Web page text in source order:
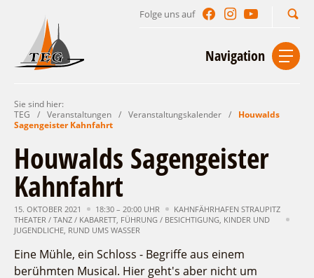
Folge uns auf
Navigation
Start Kontakt
Urlaub im Leichhardt Land
Reisegebiet
Lieblingsorte
Freizeit und Erholung
Auf & im Wasser
Per Rad
Sehenswertes
Naturlehrpfad Ludwig Leichhardt
Unterkünfte finden
Gastgeberverzeichnis
Gastronomie
Camping
Leichhardt“
Veranstaltungen
Sie sind hier:
TEG
/ Veranstaltungen / Veranstaltungskalender /
Houwalds
Sagengeister Kahnfahrt
Houwalds Sagengeister
Kahnfahrt
15. OKTOBER 2021 18:30 – 20:00 UHR
KAHNFÄHRHAFEN STRAUPITZ
THEATER / TANZ / KABARETT, FÜHRUNG / BESICHTIGUNG, KINDER UND
JUGENDLICHE, RUND UMS WASSER
Eine Mühle, ein Schloss - Begriffe aus einem
berühmten Musical. Hier geht's aber nicht um